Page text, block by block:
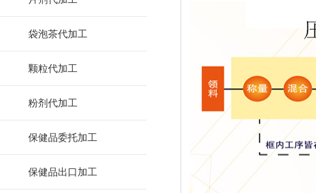
袋泡茶代加工
颗粒代加工
粉剂代加工
保健品委托加工
保健品出口加工